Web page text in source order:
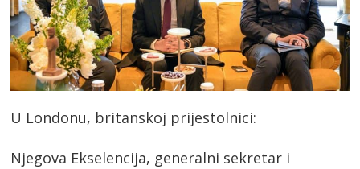
U Londonu, britanskoj prijestolnici:
Njegova Ekselencija, generalni sekretar i